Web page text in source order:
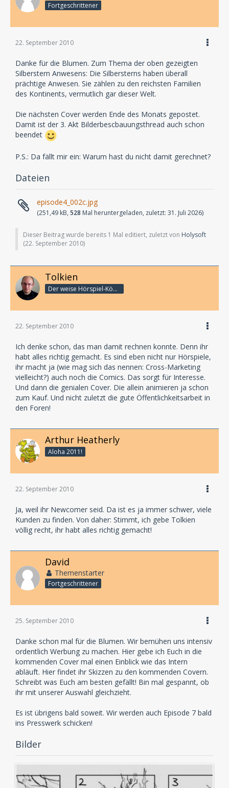
Fortgeschrittener
22. September 2010
Danke für die Blumen. Zum Thema der oben gezeigten
Silberstern Anwesens: Die Silbersterns haben überall
prächtige Anwesen. Sie zählen zu den reichsten Familien
des Kontinents, vermutlich gar dieser Welt.
Die nächsten Cover werden Ende des Monats gepostet.
Damit ist der 3. Akt Bilderbescbauungsthread auch schon
beendet
P.S.: Da fällt mir ein: Warum hast du nicht damit gerechnet?
Dateien
episode4_002c.jpg
(251,49 kB, 528 Mal heruntergeladen, zuletzt: 31. Juli 2026)
Dieser Beitrag wurde bereits 1 Mal editiert, zuletzt von Holysoft
(22. September 2010)
Tolkien
Der weise Hörspiel-König
22. September 2010
Ich denke schon, das man damit rechnen konnte. Denn ihr
habt alles richtig gemacht. Es sind eben nicht nur Hörspiele,
ihr macht ja (wie mag sich das nennen: Cross-Marketing
vielleicht?) auch noch die Comics. Das sorgt für Interesse.
Und dann die genialen Cover. Die allein animieren ja schon
zum Kauf. Und nicht zuletzt die gute Öffentlichkeitsarbeit in
den Foren!
Arthur Heatherly
Aloha 2011!
22. September 2010
Ja, weil ihr Newcomer seid. Da ist es ja immer schwer, viele
Kunden zu finden. Von daher: Stimmt, ich gebe Tolkien
völlig recht, ihr habt alles richtig gemacht!
David
Themenstarter
Fortgeschrittener
25. September 2010
Danke schon mal für die Blumen. Wir bemühen uns intensiv
ordentlich Werbung zu machen. Hier gebe ich Euch in die
kommenden Cover mal einen Einblick wie das Intern
abläuft. Hier findet ihr Skizzen zu den kommenden Covern.
Schreibt was Euch am besten gefällt! Bin mal gespannt, ob
ihr mit unserer Auswahl gleichzieht.
Es ist übrigens bald soweit. Wir werden auch Episode 7 bald
ins Presswerk schicken!
Bilder